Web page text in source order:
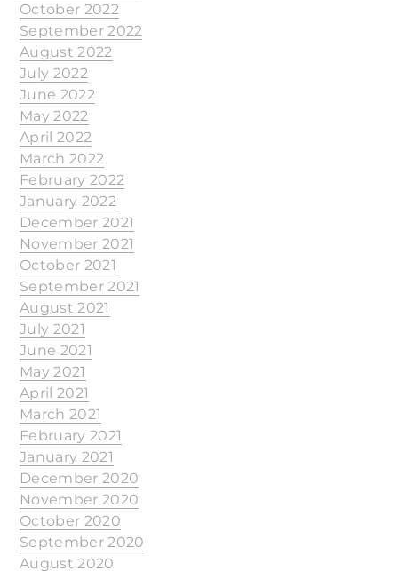
October 2022
September 2022
August 2022
July 2022
June 2022
May 2022
April 2022
March 2022
February 2022
January 2022
December 2021
November 2021
October 2021
September 2021
August 2021
July 2021
June 2021
May 2021
April 2021
March 2021
February 2021
January 2021
December 2020
November 2020
October 2020
September 2020
August 2020